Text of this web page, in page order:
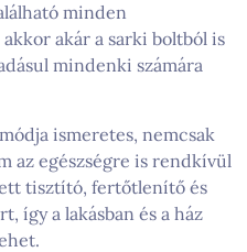
minden
akár a sarki boltból is
mindenki számára
ismeretes, nemcsak
az egészségre is rendkívül
tisztító, fertőtlenítő és
így a lakásban és a ház